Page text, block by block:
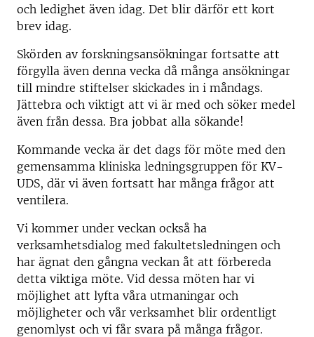
och ledighet även idag. Det blir därför ett kort
brev idag.
Skörden av forskningsansökningar fortsatte att
förgylla även denna vecka då många ansökningar
till mindre stiftelser skickades in i måndags.
Jättebra och viktigt att vi är med och söker medel
även från dessa. Bra jobbat alla sökande!
Kommande vecka är det dags för möte med den
gemensamma kliniska ledningsgruppen för KV-
UDS, där vi även fortsatt har många frågor att
ventilera.
Vi kommer under veckan också ha
verksamhetsdialog med fakultetsledningen och
har ägnat den gångna veckan åt att förbereda
detta viktiga möte. Vid dessa möten har vi
möjlighet att lyfta våra utmaningar och
möjligheter och vår verksamhet blir ordentligt
genomlyst och vi får svara på många frågor.